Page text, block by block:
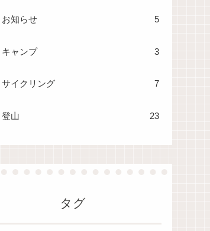
お知らせ 5
キャンプ 3
サイクリング 7
登山 23
タグ